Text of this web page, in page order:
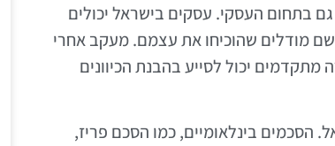
גם בתחום העסקי. עסקים בישראל יכולים
מודלים שהוכיחו את עצמם. מעקב אחרי
מתקדמים יכול לסייע בהבנת הכיוונים
הסכמים בינלאומיים, כמו הסכם פריז,